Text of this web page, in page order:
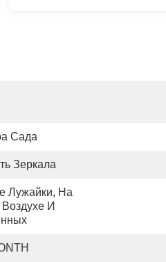
Сада
Зеркала
Лужайки, На
И